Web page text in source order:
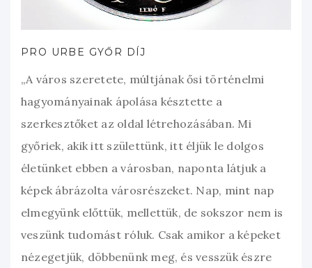
PRO URBE GYŐR DÍJ
„A város szeretete, múltjának ősi történelmi
hagyományainak ápolása késztette a
szerkesztőket az oldal létrehozásában. Mi
győriek, akik itt születtünk, itt éljük le dolgos
életünket ebben a városban, naponta látjuk a
képek ábrázolta városrészeket. Nap, mint nap
elmegyünk előttük, mellettük, de sokszor nem is
veszünk tudomást róluk. Csak amikor a képeket
nézegetjük, döbbenünk meg, és vesszük észre